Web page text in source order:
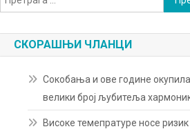
за:
СКОРАШЊИ ЧЛАНЦИ
Сокобања и ове године окупила
велики број љубитеља
Високе темепратуре носе ризик